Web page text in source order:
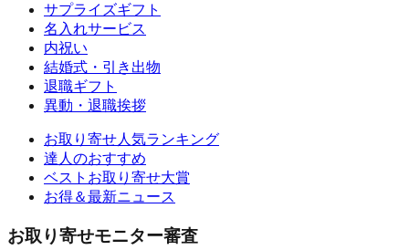
サプライズギフト
名入れサービス
内祝い
結婚式・引き出物
退職ギフト
異動・退職挨拶
お取り寄せ人気ランキング
達人のおすすめ
ベストお取り寄せ大賞
お得＆最新ニュース
お取り寄せモニター審査